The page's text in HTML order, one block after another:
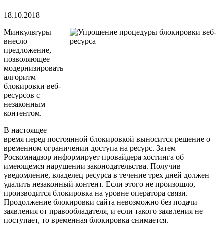
18.10.2018
Минкультуры
внесло
предложение,
позволяющее
модернизировать
алгоритм
блокировки веб-
ресурсов с
незаконным
контентом.
В настоящее
время перед постоянной блокировкой выносится решение о
временном ограничении доступа на ресурс. Затем
Роскомнадзор информирует провайдера хостинга об
имеющемся нарушении законодательства. Получив
уведомление, владелец ресурса в течение трех дней должен
удалить незаконный контент. Если этого не произошло,
производится блокировка на уровне оператора связи.
Продолжение блокировки сайта невозможно без подачи
заявления от правообладателя, и если такого заявления не
поступает, то временная блокировка снимается.